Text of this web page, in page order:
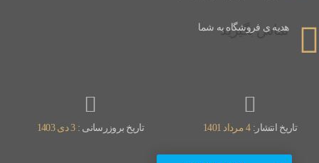
تماس بگیرید
هدیه ی فروشگاه به شما
تاریخ انتشار:4 مرداد 1401 تاریخ بروزرسانی :3 دی 1403